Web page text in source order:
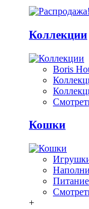
Коллекции
Boris
Кошки
+